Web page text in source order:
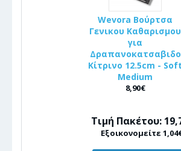
Wevora Βούρτσα
Γενικου Καθαρισμου
για
Δραπανοκατσαβιδο
Κίτρινο 12.5cm - Soft
Medium
8,90€
Τιμή Πακέτου:
Εξοικονομείτε